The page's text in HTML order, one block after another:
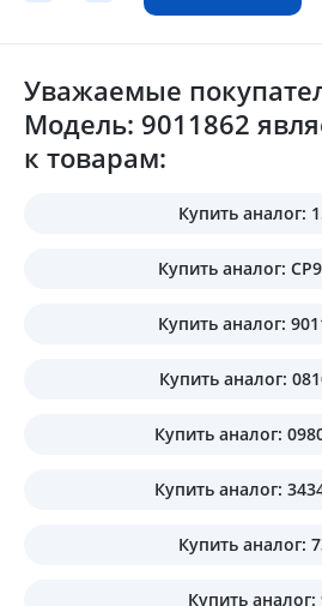
Уважаемые
Модель: 9011862
к товарам:
Купить аналог:
Купить аналог:
Купить аналог:
Купить аналог:
Купить аналог:
Купить аналог:
Купить аналог:
Купить аналог: